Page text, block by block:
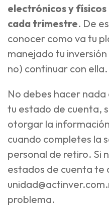
electrónicos y físicos
cada trimestre. De
conocer como va tu
manejado tu
no) continuar con ella.
No debes hacer
tu estado de cuenta,
otorgar la
cuando completes la
personal de retiro. Si
estados de cuenta te
problema.